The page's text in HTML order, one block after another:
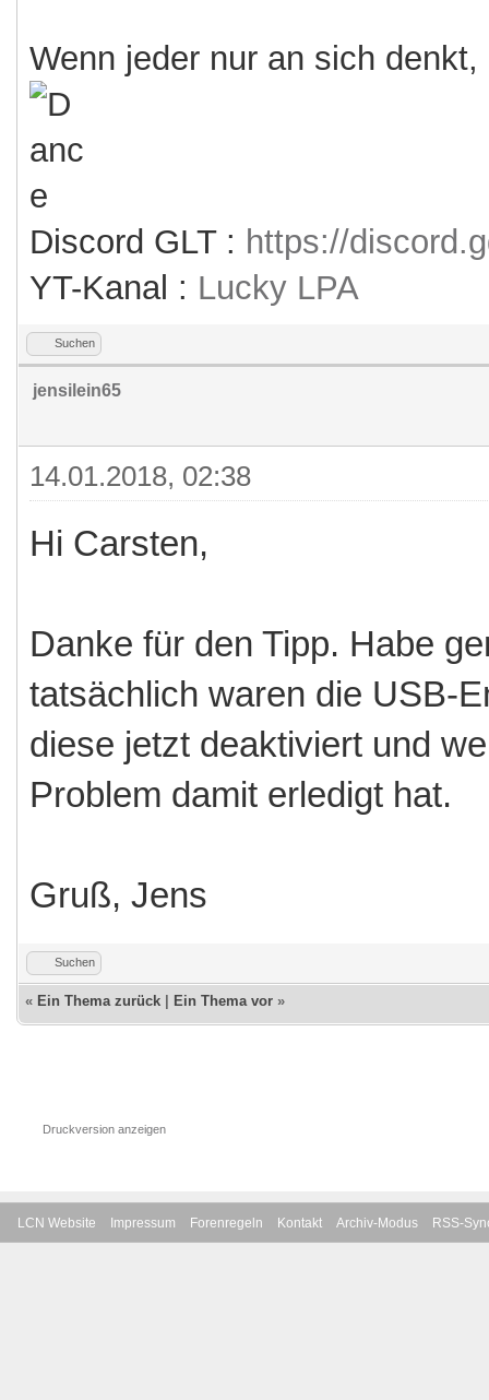
Wenn jeder nur an sich
Discord GLT : https://
YT-Kanal : Lucky LPA
Suchen
jensilein65
14.01.2018, 02:38
Hi Carsten,
Danke für den Tipp. Habe
tatsächlich waren die USB-
diese jetzt deaktiviert und
Problem damit erledigt hat.
Gruß, Jens
Suchen
« Ein Thema zurück Ein Thema vor »
Druckversion anzeigen
LCN Website Impressum Forenregeln Kontakt Archiv-Modus RSS-